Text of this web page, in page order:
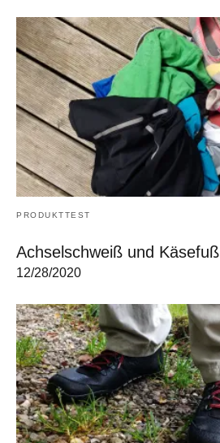
PRODUKTTEST
Achselschweiß und Käsefuß
12/28/2020